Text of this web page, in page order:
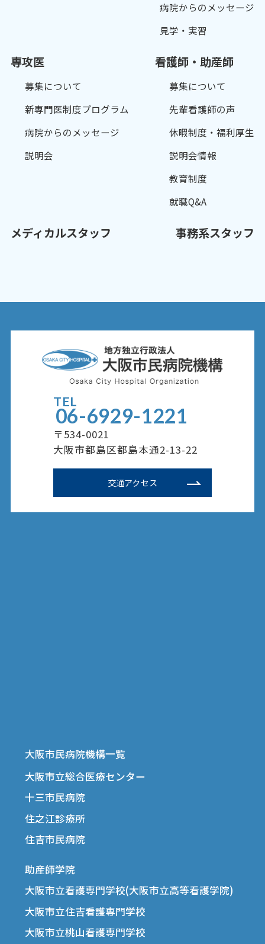
病院からのメッセージ
見学・実習
専攻医
募集について
新専門医制度プログラム
病院からのメッセージ
説明会
看護師・助産師
募集について
先輩看護師の声
休暇制度・福利厚生
説明会情報
教育制度
就職Q&A
メディカルスタッフ 事務系スタッフ
TEL
06-6929-1221
〒534-0021
大阪市都島区都島本通2-13-22
交通アクセス
大阪市民病院機構一覧
大阪市立総合医療センター
十三市民病院
住之江診療所
住吉市民病院
助産師学院
大阪市立看護専門学校(大阪市立高等看護学院)
大阪市立住吉看護専門学校
大阪市立桃山看護専門学校